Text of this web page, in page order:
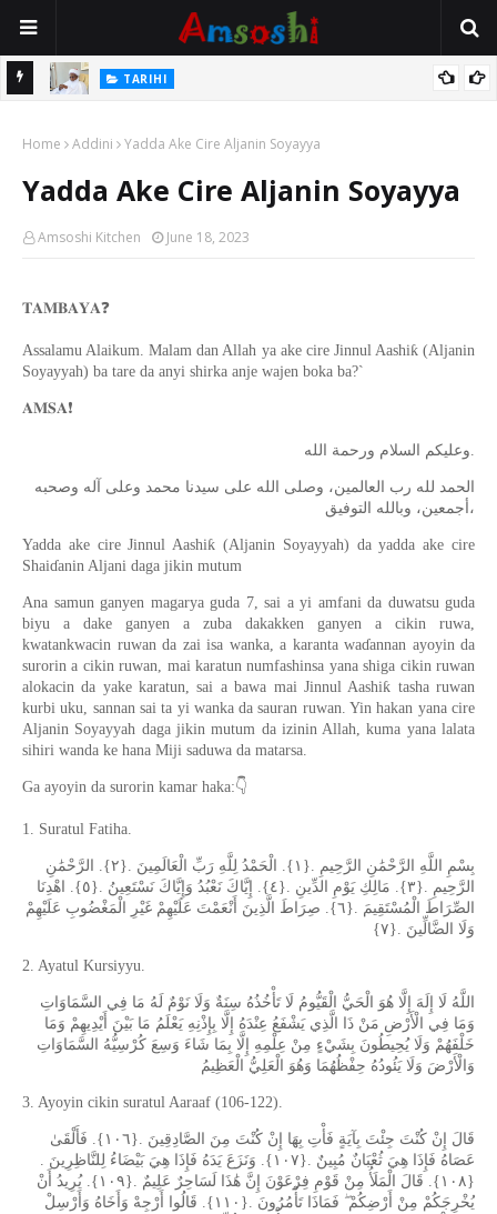
Mata TARIHI
Hassan
Home Addini Yadda Ake Cire Aljanin Soyayya
Yadda Ake Cire Aljanin Soyayya
Amsoshi Kitchen June 18, 2023
𝐓𝐀𝐌𝐁𝐀𝐘𝐀❓
Assalamu Alaikum. Malam dan Allah ya ake cire Jinnul Aashiƙ (Aljanin
Soyayyah) ba tare da anyi shirka anje wajen boka ba?`
𝐀𝐌𝐒𝐀❗️
ﻭﻋﻠﻴﻜﻢ ﺍﻟﺴﻼﻡ ﻭﺭﺣﻤﺔ ﺍﻟﻠﻪ.
ﺍﻟﺤﻤﺪ ﻟﻠﻪ ﺭﺏ ﺍﻟﻌﺎﻟﻤﻴﻦ، ﻭﺻﻠﻰ ﺍﻟﻠﻪ ﻋﻠﻰ ﺳﻴﺪﻧﺎ ﻣﺤﻤﺪ ﻭﻋﻠﻰ ﺁﻟﻪ ﻭﺻﺤﺒﻪ
ﺃﺟﻤﻌﻴﻦ، ﻭﺑﺎﻟﻠﻪ ﺍﻟﺘﻮﻓﻴﻖ،
Yadda ake cire Jinnul Aashiƙ (Aljanin Soyayyah) da yadda ake cire
Shaiɗanin Aljani daga jikin mutum
Ana samun ganyen magarya guda 7, sai a yi amfani da duwatsu guda
biyu a dake ganyen a zuba dakakken ganyen a cikin ruwa,
kwatankwacin ruwan da zai isa wanka, a karanta waɗannan ayoyin da
surorin a cikin ruwan, mai karatun numfashinsa yana shiga cikin ruwan
alokacin da yake karatun, sai a bawa mai Jinnul Aashiƙ tasha ruwan
kurbi uku, sannan sai ta yi wanka da sauran ruwan. Yin hakan yana cire
Aljanin Soyayyah daga jikin mutum da izinin Allah, kuma yana lalata
sihiri wanda ke hana Miji saduwa da matarsa.
Ga ayoyin da surorin kamar haka:👇
1. Suratul Fatiha.
بِسْمِ اللَّهِ الرَّحْمَٰنِ الرَّحِيمِ .{١}. الْحَمْدُ لِلَّهِ رَبِّ الْعَالَمِينَ .{٢}. الرَّحْمَٰنِ
الرَّحِيمِ .{٣}. مَالِكِ يَوْمِ الدِّينِ .{٤}. إِيَّاكَ نَعْبُدُ وَإِيَّاكَ نَسْتَعِينُ .{٥}. اهْدِنَا
الصِّرَاطَ الْمُسْتَقِيمَ .{٦}. صِرَاطَ الَّذِينَ أَنْعَمْتَ عَلَيْهِمْ غَيْرِ الْمَغْضُوبِ عَلَيْهِمْ
وَلَا الضَّالِّينَ .{٧}
2. Ayatul Kursiyyu.
اللَّهُ لَا إِلَهَ إِلَّا هُوَ الْحَيُّ الْقَيُّومُ لَا تَأْخُذُهُ سِنَةٌ وَلَا نَوْمٌ لَهُ مَا فِي السَّمَاوَاتِ
وَمَا فِي الْأَرْضِ مَنْ ذَا الَّذِي يَشْفَعُ عِنْدَهُ إِلَّا بِإِذْنِهِ يَعْلَمُ مَا بَيْنَ أَيْدِيهِمْ وَمَا
خَلْفَهُمْ وَلَا يُحِيطُونَ بِشَيْءٍ مِنْ عِلْمِهِ إِلَّا بِمَا شَاءَ وَسِعَ كُرْسِيُّهُ السَّمَاوَاتِ
وَالْأَرْضَ وَلَا يَئُودُهُ حِفْظُهُمَا وَهُوَ الْعَلِيُّ الْعَظِيمُ
3. Ayoyin cikin suratul Aaraaf (106-122).
قَالَ إِنْ كُنْتَ جِئْتَ بِآيَةٍ فَأْتِ بِهَا إِنْ كُنْتَ مِنَ الصَّادِقِينَ .{١٠٦}. فَأَلْقَىٰ
عَصَاهُ فَإِذَا هِيَ ثُعْبَانٌ مُبِينٌ .{١٠٧}. وَنَزَعَ يَدَهُ فَإِذَا هِيَ بَيْضَاءُ لِلنَّاظِرِينَ .
{١٠٨}. قَالَ الْمَلَأُ مِنْ قَوْمِ فِرْعَوْنَ إِنَّ هَٰذَا لَسَاحِرٌ عَلِيمٌ .{١٠٩}. يُرِيدُ أَنْ
يُخْرِجَكُمْ مِنْ أَرْضِكُمْ ۖ فَمَاذَا تَأْمُرُونَ .{١١٠}. قَالُوا أَرْجِهْ وَأَخَاهُ وَأَرْسِلْ